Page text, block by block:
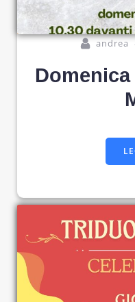
andrea